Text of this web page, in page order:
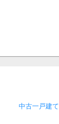
中古一戸建て